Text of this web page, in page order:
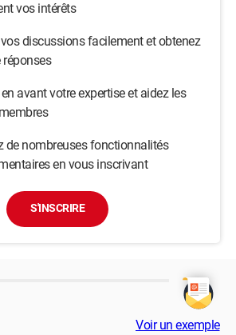
vos intérêts
discussions facilement et obtenez
réponses
avant votre expertise et aidez les
de nombreuses fonctionnalités
en vous inscrivant
S'INSCRIRE
Voir un exemple